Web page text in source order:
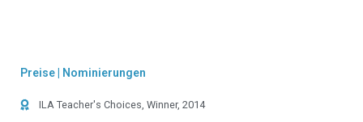
Preise | Nominierungen
ILA Teacher's Choices, Winner, 2014